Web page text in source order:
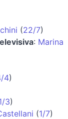
(22/7)
: Marina
4)
3)
(1/7)